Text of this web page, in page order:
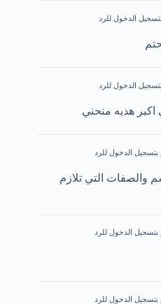
الدخول للرد
الدخول للرد
هديه منحني
بتسجيل الدخول للرد
والصفات التي تلازم
بتسجيل الدخول للرد
بتسجيل الدخول للرد